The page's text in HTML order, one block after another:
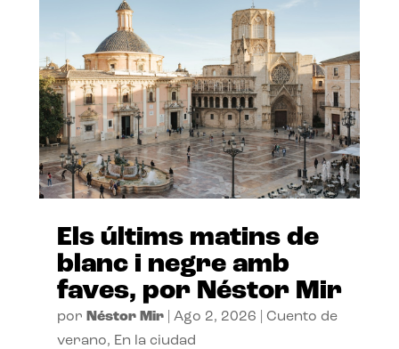
Els últims matins de
blanc i negre amb
faves, por Néstor Mir
por Néstor Mir| Ago 2, 2026
Cuento de
verano, En la ciudad